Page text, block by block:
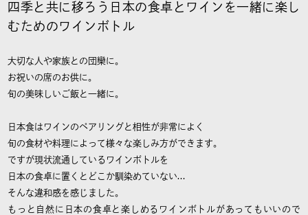
四季と共に移ろう日本の食卓とワインを一緒に楽し
むためのワインボトル
大切な人や家族との団欒に。
お祝いの席のお供に。
旬の美味しいご飯と一緒に。
日本食はワインのペアリングと相性が非常によく
旬の食材や料理によって様々な楽しみ方ができます。
ですが現状流通しているワインボトルを
日本の食卓に置くとどこか馴染めていない…
そんな違和感を感じました。
もっと自然に日本の食卓と楽しめるワインボトルがあってもいいので